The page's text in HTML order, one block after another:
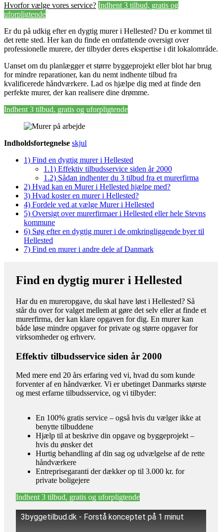
Hvorfor vælge vores service? Indhent 3 tilbud, gratis og
uforpligtende
Er du på udkig efter en dygtig murer i Hellested? Du er kommet til
det rette sted. Her kan du finde en omfattende oversigt over
professionelle murere, der tilbyder deres ekspertise i dit lokalområde.
Uanset om du planlægger et større byggeprojekt eller blot har brug
for mindre reparationer, kan du nemt indhente tilbud fra
kvalificerede håndværkere. Lad os hjælpe dig med at finde den
perfekte murer, der kan realisere dine drømme.
Indhent 3 tilbud, gratis og uforpligtende
Indholdsfortegnelse skjul
1) Find en dygtig murer i Hellested
1.1) Effektiv tilbudsservice siden år 2000
1.2) Sådan indhenter du 3 tilbud fra et murerfirma
2) Hvad kan en Murer i Hellested hjælpe med?
3) Hvad koster en murer i Hellested?
4) Fordele ved at vælge Murer i Hellested
5) Oversigt over murerfirmaer i Hellested eller hele Stevns
kommune
6) Søg efter en dygtig murer i de omkringliggende byer til
Hellested
7) Find en murer i andre dele af Danmark
Find en dygtig murer i Hellested
Har du en mureropgave, du skal have løst i Hellested? Så
står du over for valget mellem at gøre det selv eller at finde et
murerfirma, der kan klare opgaven for dig. En murer kan
både løse mindre opgaver for private og større opgaver for
virksomheder og erhverv.
Effektiv tilbudsservice siden år 2000
Med mere end 20 års erfaring ved vi, hvad du som kunde
forventer af en håndværker. Vi er ubetinget Danmarks største
og mest erfarne tilbudsservice, og vi tilbyder:
En 100% gratis service – også hvis du vælger ikke at
benytte tilbuddene
Hjælp til at beskrive din opgave og byggeprojekt –
hvis du ønsker det
Hurtig behandling af din sag og udvælgelse af de rette
håndværkere
Entreprisegaranti der dækker op til 3.000 kr. for
private boligejere
Indhent 3 tilbud, gratis og uforpligtende
3byggetilbud.dk - Forstå konceptet på 1 minut